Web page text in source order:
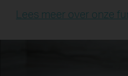
Lees meer over onze